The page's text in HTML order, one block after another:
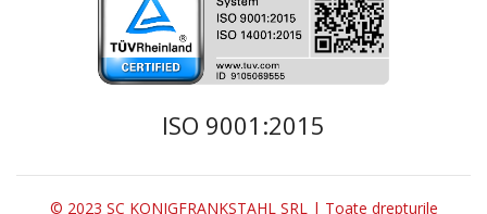
ISO 9001:2015
© 2023 SC KONIGFRANKSTAHL SRL | Toate drepturile